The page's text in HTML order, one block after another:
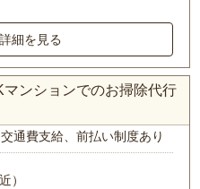
細を見る
ンションでのお掃除代行
通費支給、前払い制度あり
）